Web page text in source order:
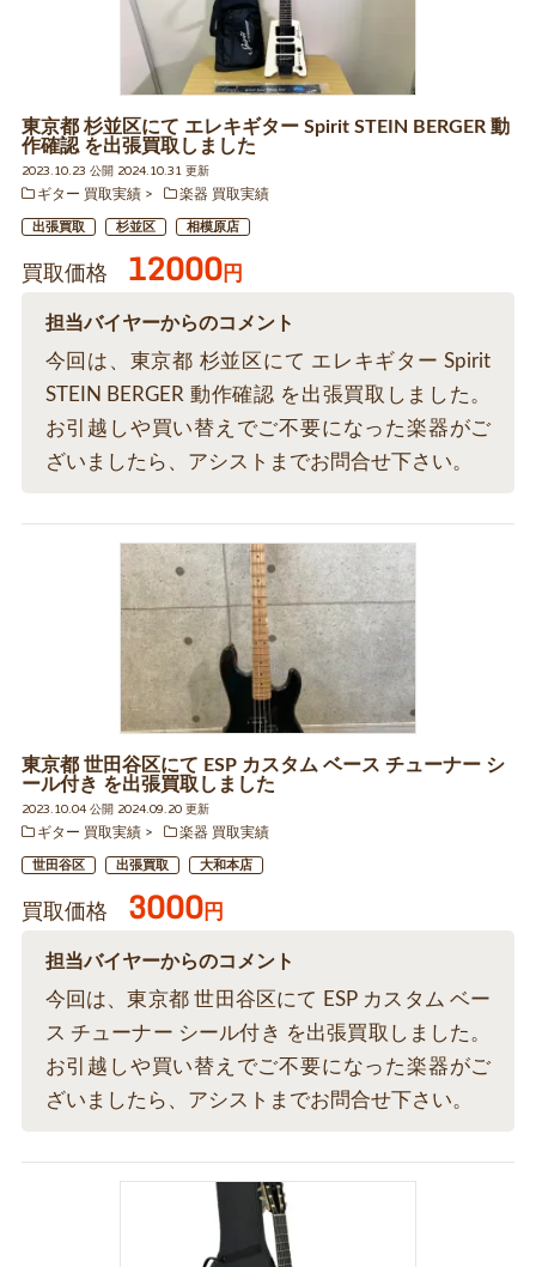
東京都 杉並区にて エレキギター Spirit STEIN BERGER 動
作確認 を出張買取しました
2023.10.23 公開 2024.10.31 更新
ギター 買取実績
楽器 買取実績
出張買取 杉並区 相模原店
買取価格 12000円
担当バイヤーからのコメント
今回は、東京都 杉並区にて エレキギター Spirit
STEIN BERGER 動作確認 を出張買取しました。
お引越しや買い替えでご不要になった楽器がご
ざいましたら、アシストまでお問合せ下さい。
東京都 世田谷区にて ESP カスタム ベース チューナー シ
ール付き を出張買取しました
2023.10.04 公開 2024.09.20 更新
ギター 買取実績
楽器 買取実績
世田谷区 出張買取 大和本店
買取価格 3000円
担当バイヤーからのコメント
今回は、東京都 世田谷区にて ESP カスタム ベー
ス チューナー シール付き を出張買取しました。
お引越しや買い替えでご不要になった楽器がご
ざいましたら、アシストまでお問合せ下さい。